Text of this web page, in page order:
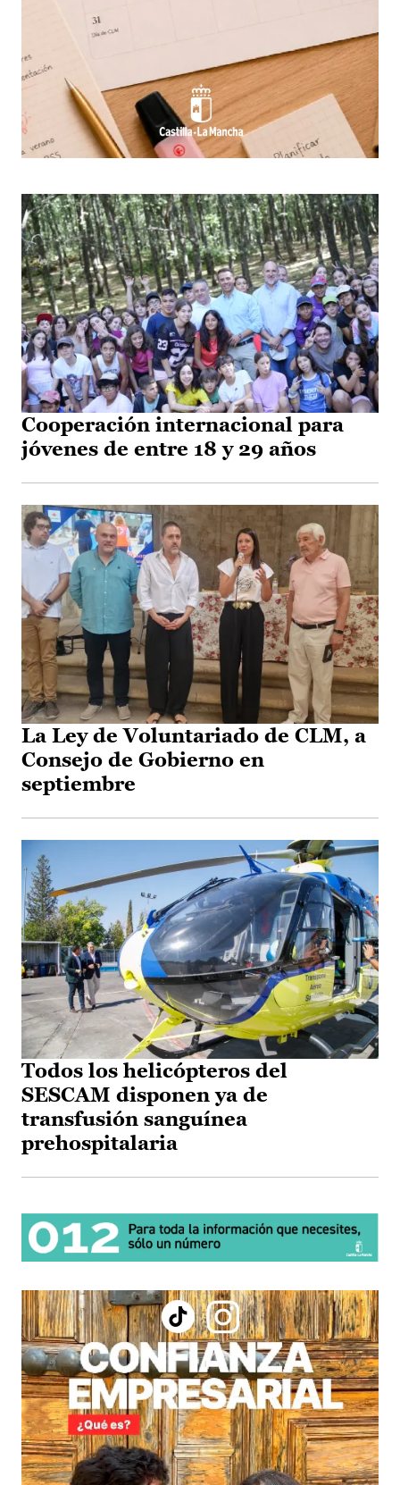
Cooperación internacional para
jóvenes de entre 18 y 29 años
La Ley de Voluntariado de CLM, a
Consejo de Gobierno en
septiembre
Todos los helicópteros del
SESCAM disponen ya de
transfusión sanguínea
prehospitalaria